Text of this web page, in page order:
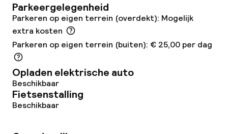
Eet- en drinkdiensten
Ontbijtbuffet
Lunch à la carte
Lunch, vast menu
Parkeergelegenheid
Parkeren op eigen terrein (overdekt): Mogelijk
extra kosten
Parkeren op eigen terrein (buiten): € 25,00 per dag
Opladen elektrische auto
Beschikbaar
Fietsenstalling
Beschikbaar